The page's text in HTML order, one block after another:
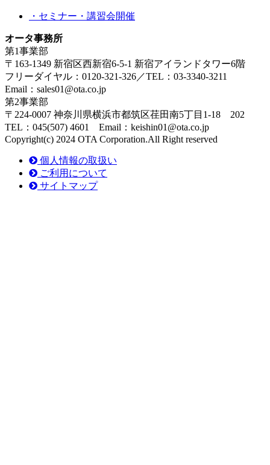
・セミナー・講習会開催
オータ事務所
第1事業部
〒163-1349 新宿区西新宿6-5-1 新宿アイランドタワー6階
フリーダイヤル：0120-321-326／TEL：03-3340-3211
Email：sales01@ota.co.jp
第2事業部
〒224-0007 神奈川県横浜市都筑区荏田南5丁目1-18 202
TEL：045(507) 4601 Email：keishin01@ota.co.jp
Copyright(c) 2024 OTA Corporation.All Right reserved
個人情報の取扱い
ご利用について
サイトマップ